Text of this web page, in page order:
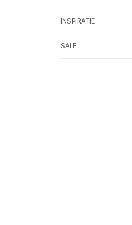
INSPIRATIE
SALE